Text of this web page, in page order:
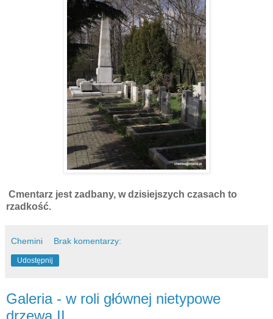
Cmentarz jest zadbany, w dzisiejszych czasach to
rzadkość.
Chemini Brak komentarzy:
Udostępnij
Galeria - w roli głównej nietypowe
drzewa II